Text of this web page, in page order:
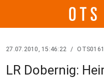
27.07.2010, 15:46:22 /
LR Dobernig: